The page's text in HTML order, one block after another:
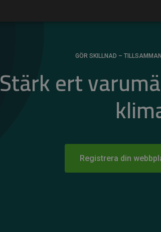
GÖR SKILLNAD –
Stärk ert
Registrera din